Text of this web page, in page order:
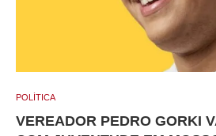
POLÍTICA
VEREADOR PEDRO GORKI